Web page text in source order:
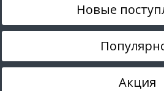
Новые
Акция